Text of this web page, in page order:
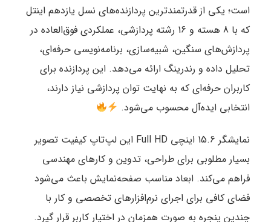
است؛ یکی از قدرتمندترین پردازنده‌های نسل یازدهم اینتل
که با 8 هسته و 16 رشته پردازشی، عملکردی فوق‌العاده در
پردازش‌های سنگین، شبیه‌سازی، برنامه‌نویسی حرفه‌ای،
تحلیل داده و رندرینگ ارائه می‌دهد. این پردازنده برای
کاربران حرفه‌ای که به نهایت توان پردازشی نیاز دارند،
انتخابی ایده‌آل محسوب می‌شود.
نمایشگر 15.6 اینچی Full HD این لپ‌تاپ کیفیت تصویر
بسیار مطلوبی برای طراحی، تدوین و کارهای مهندسی
فراهم می‌کند. ابعاد مناسب صفحه‌نمایش باعث می‌شود
فضای کافی برای اجرای نرم‌افزارهای تخصصی و کار با
چندین پنجره به صورت همزمان در اختیار کاربر قرار گیرد.